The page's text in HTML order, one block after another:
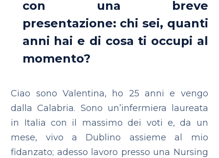
con una breve
presentazione: chi sei, quanti
anni hai e di cosa ti occupi al
momento?
Ciao sono Valentina, ho 25 anni e vengo
dalla Calabria. Sono un’infermiera laureata
in Italia con il massimo dei voti e, da un
mese, vivo a Dublino assieme al mio
fidanzato; adesso lavoro presso una Nursing